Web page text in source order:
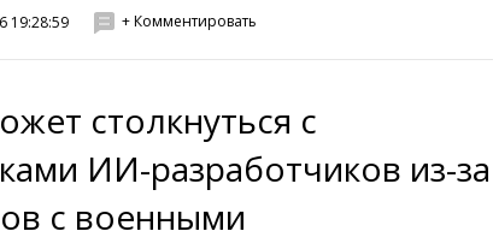
19:28:59 + Комментировать
столкнуться с
ИИ-разработчиков из-за
с военными